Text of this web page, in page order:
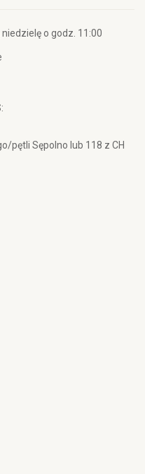
o godz. 11:00
pętli Sępolno lub 118 z CH